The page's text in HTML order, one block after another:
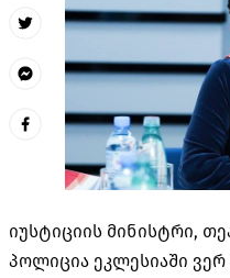
იუსტიციის მინისტრი,
პოლიცია ეკლესიაში